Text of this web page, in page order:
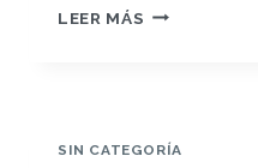
LEER MÁS SOCIOGRAMA
SIN CATEGORÍA